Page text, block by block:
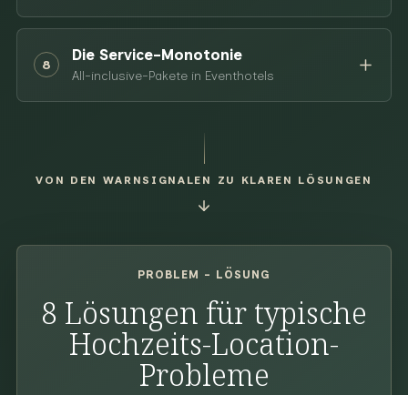
8
Die Service-Monotonie
All-inclusive-Pakete in Eventhotels
VON DEN WARNSIGNALEN ZU KLAREN LÖSUNGEN
PROBLEM - LÖSUNG
8 Lösungen für typische
Hochzeits-Location-
Probleme